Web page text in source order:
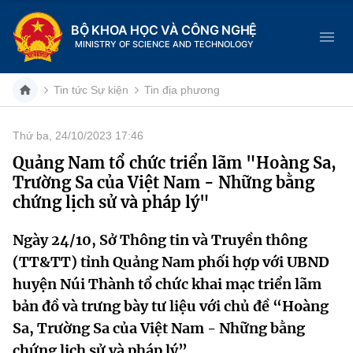
BỘ KHOA HỌC VÀ CÔNG NGHỆ
MINISTRY OF SCIENCE AND TECHNOLOGY
Danh mục
Trang chủ
Chức năng nhiệm vụ
Cơ cấu tổ chức
Lịch sử phát triển
Tin tức sự kiện
Khoa học và Công nghệ
Đổi mới sáng tạo
Dịch vụ công
Hệ thống văn bản
Tin tức Sự kiện Tin địa phương
Thứ ba, 24/10/2023 17:46
Quảng Nam tổ chức triển lãm "Hoàng Sa,
Trường Sa của Việt Nam - Những bằng
chứng lịch sử và pháp lý"
Ngày 24/10, Sở Thông tin và Truyền thông
(TT&TT) tỉnh Quảng Nam phối hợp với UBND
huyện Núi Thành tổ chức khai mạc triển lãm
bản đồ và trưng bày tư liệu với chủ đề “Hoàng
Sa, Trường Sa của Việt Nam - Những bằng